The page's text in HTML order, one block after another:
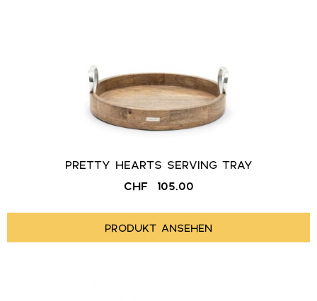
PRETTY HEARTS SERVING TRAY
CHF
105.00
PRODUKT ANSEHEN